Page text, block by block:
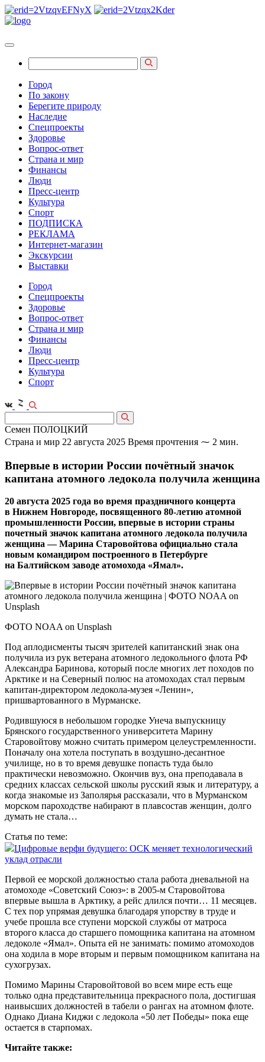
Город
По закону
Берегите природу
Наследие
Спецпроекты
Здоровье
Вопрос-ответ
Страна и мир
Финансы
Люди
Пресс-центр
Культура
Спорт
ПОДПИСКА
РЕКЛАМА
Интернет-магазин
Экскурсии
Выставки
Город
Спецпроекты
Здоровье
Вопрос-ответ
Страна и мир
Финансы
Люди
Пресс-центр
Культура
Спорт
Семен ПОЛОЦКИЙ
Страна и мир 22 августа 2025 Время прочтения ⁓ 2 мин.
Впервые в истории России почётный значок
капитана атомного ледокола получила женщина
20 августа 2025 года во время праздничного концерта
в Нижнем Новгороде, посвященного 80‑летию атомной
промышленности России, впервые в истории страны
почетный значок капитана атомного ледокола получила
женщина — Марина Старовойтова официально стала
новым командиром построенного в Петербурге
на Балтийском заводе атомохода «Ямал».
ФОТО NOAA on Unsplash
Под аплодисменты тысяч зрителей капитанский знак она
получила из рук ветерана атомного ледокольного флота РФ
Александра Баринова, который после многих лет походов по
Арктике и на Северный полюс на атомоходах стал первым
капитан-директором ледокола-музея «Ленин»,
пришвартованного в Мурманске.
Родившуюся в небольшом городке Унеча выпускницу
Брянского государственного университета Марину
Старовойтову можно считать примером целеустремленности.
Поначалу она хотела поступать в воздушно-десантное
училище, но в то время девушке попасть туда было
практически невозможно. Окончив вуз, она преподавала в
средних классах сельской школы русский язык и литературу, а
когда знакомые из Заполярья рассказали, что в Мурманском
морском пароходстве набирают в плавсостав женщин, долго
думать не стала…
Статья по теме:
Цифровые верфи будущего: ОСК меняет технологический
уклад отрасли
Первой ее морской должностью стала работа дневальной на
атомоходе «Советский Союз»: в 2005‑м Старовойтова
впервые вышла в Арк­тику, а рейс длился почти… 11 месяцев.
С тех пор упрямая девушка благодаря упорству в труде и
учебе прошла все ступени морской службы от матроса
второго класса до старшего помощника капитана на атомном
ледоколе «Ямал». Опыта ей не занимать: помимо атомоходов
она ходила в море вторым и первым помощником капитана на
сухогрузах.
Помимо Марины Старовойтовой во всем мире есть еще
только одна представительница прекрасного пола, достигшая
наивысших должностей в табели о рангах на атомном флоте.
Однако Диана Киджи с ледокола «50 лет Победы» пока еще
остается в старпомах.
Читайте также: